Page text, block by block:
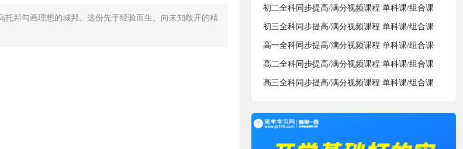
邦勾画理想的城邦。这份先于经验而生、向未知敞开的精
初二全科同步提高/满分视频课程 单科课/组合课
初三全科同步提高/满分视频课程 单科课/组合课
高一全科同步提高/满分视频课程 单科课/组合课
高二全科同步提高/满分视频课程 单科课/组合课
高三全科同步提高/满分视频课程 单科课/组合课